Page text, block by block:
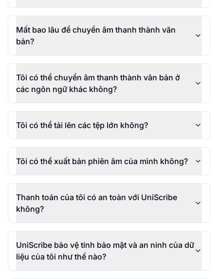
Mất bao lâu để chuyển âm thanh thành văn
bản?
Tôi có thể chuyển âm thanh thành văn bản ở
các ngôn ngữ khác không?
Tôi có thể tải lên các tệp lớn không?
Tôi có thể xuất bản phiên âm của mình không?
Thanh toán của tôi có an toàn với UniScribe
không?
UniScribe bảo vệ tính bảo mật và an ninh của dữ
liệu của tôi như thế nào?